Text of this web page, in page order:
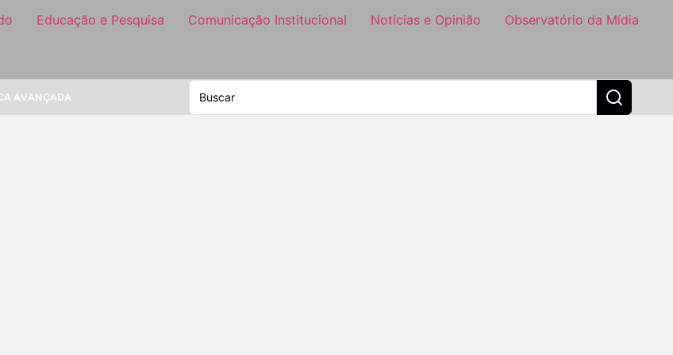
Educação e Pesquisa Comunicação Institucional Notícias e Opinião Observatório da Mídia
AVANÇADA